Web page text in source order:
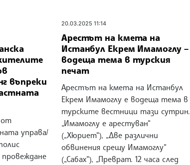
въпреки
от
управа/
20.03.2025 11:14
Арестът на кмета на
Истанбул Екрем Имамоглу –
водеща тема в турския
печат
Арестът на кмета на Истанбул
Екрем Имамоглу е водеща тема в
турските вестници тази сутрин.
„Имамоглу е арестуван“
(„Хюриет“), „Две различни
обвинения срещу Имамоглу“
(„Сабах“), „Преврат. 12 часа след